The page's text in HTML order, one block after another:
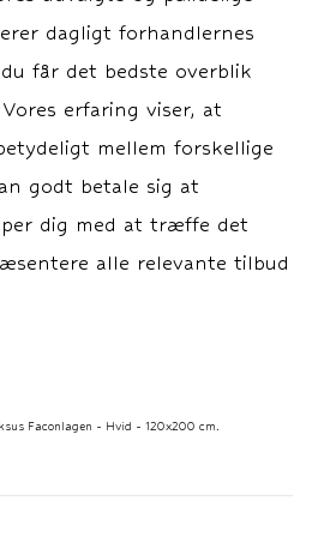
tomme. --- Vask og
dagligt forhandlernes
får det bedste overblik
erfaring viser, at
mellem forskellige
godt betale sig at
dig med at træffe det
alle relevante tilbud
Faconlagen - Hvid - 120x200 cm.